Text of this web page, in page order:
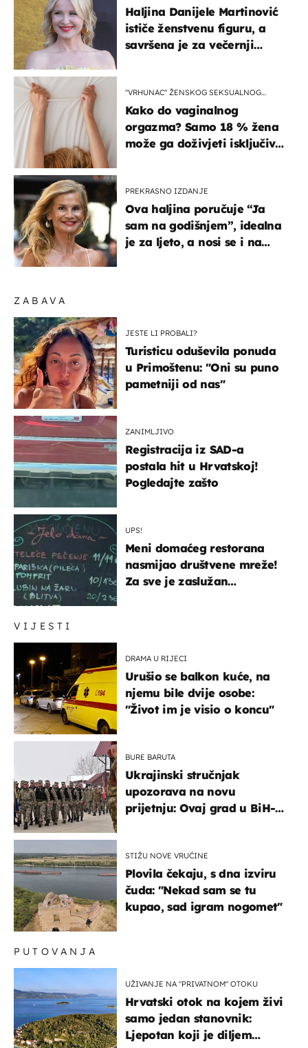
VIJESTI
DRAMA U RIJECI
Urušio se balkon kuće, na
njemu bile dvije osobe:
"Život im je visio o koncu"
BURE BARUTA
Ukrajinski stručnjak
upozorava na novu
prijetnju: Ovaj grad u BiH-u
STIŽU NOVE VRUĆINE
Plovila čekaju, s dna izviru
čuda: "Nekad sam se tu
kupao, sad igram nogomet"
ZABAVA
JESTE LI PROBALI?
Turisticu oduševila ponuda
u Primoštenu: "Oni su puno
pametniji od nas"
ZANIMLJIVO
Registracija iz SAD-a
postala hit u Hrvatskoj!
Pogledajte zašto
UPS!
Meni domaćeg restorana
nasmijao društvene mreže!
Za sve je zaslužan
PUTOVANJA
UŽIVANJE NA "PRIVATNOM" OTOKU
Hrvatski otok na kojem živi
samo jedan stanovnik:
Ljepotan koji je diljem
Haljina Danijele Martinović
ističe ženstvenu figuru, a
savršena je za večernji
"VRHUNAC" ŽENSKOG SEKSUALNOG
Kako do vaginalnog
orgazma? Samo 18 % žena
može ga doživjeti isključivo
PREKRASNO IZDANJE
Ova haljina poručuje “Ja
sam na godišnjem”, idealna
je za ljeto, a nosi se i na